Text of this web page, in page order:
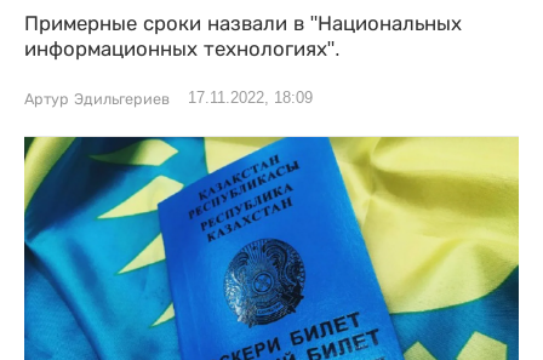
Примерные сроки назвали в "Национальных
информационных технологиях".
Артур Эдильгериев 17.11.2022, 18:09